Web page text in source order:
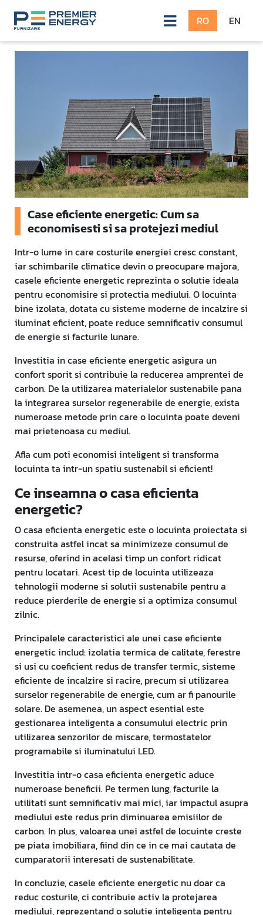
RO EN
Detalii articol - Main
Case eficiente energetic: Cum sa
economisesti si sa protejezi mediul
Intr-o lume in care costurile energiei cresc constant,
iar schimbarile climatice devin o preocupare majora,
casele eficiente energetic reprezinta o solutie ideala
pentru economisire si protectia mediului. O locuinta
bine izolata, dotata cu sisteme moderne de incalzire si
iluminat eficient, poate reduce semnificativ consumul
de energie si facturile lunare.
Investitia in case eficiente energetic asigura un
confort sporit si contribuie la reducerea amprentei de
carbon. De la utilizarea materialelor sustenabile pana
la integrarea surselor regenerabile de energie, exista
numeroase metode prin care o locuinta poate deveni
mai prietenoasa cu mediul.
Afla cum poti economisi inteligent si transforma
locuinta ta intr-un spatiu sustenabil si eficient!
Ce inseamna o casa eficienta
energetic?
O casa eficienta energetic este o locuinta proiectata si
construita astfel incat sa minimizeze consumul de
resurse, oferind in acelasi timp un confort ridicat
pentru locatari. Acest tip de locuinta utilizeaza
tehnologii moderne si solutii sustenabile pentru a
reduce pierderile de energie si a optimiza consumul
zilnic.
Principalele caracteristici ale unei case eficiente
energetic includ: izolatia termica de calitate, ferestre
si usi cu coeficient redus de transfer termic, sisteme
eficiente de incalzire si racire, precum si utilizarea
surselor regenerabile de energie, cum ar fi panourile
solare. De asemenea, un aspect esential este
gestionarea inteligenta a consumului electric prin
utilizarea senzorilor de miscare, termostatelor
programabile si iluminatului LED.
Investitia intr-o casa eficienta energetic aduce
numeroase beneficii. Pe termen lung, facturile la
utilitati sunt semnificativ mai mici, iar impactul asupra
mediului este redus prin diminuarea emisiilor de
carbon. In plus, valoarea unei astfel de locuinte creste
pe piata imobiliara, fiind din ce in ce mai cautata de
cumparatorii interesati de sustenabilitate.
In concluzie, casele eficiente energetic nu doar ca
reduc costurile, ci contribuie activ la protejarea
mediului, reprezentand o solutie inteligenta pentru